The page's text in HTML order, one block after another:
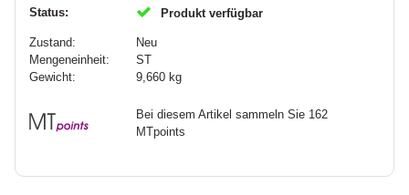
Status:
Produkt verfügbar
Zustand:
Neu
Mengeneinheit:
ST
Gewicht:
9,660 kg
Bei diesem Artikel sammeln Sie 162
MTpoints